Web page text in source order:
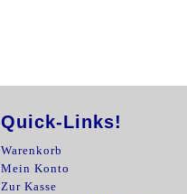
Quick-Links!
Warenkorb
Mein Konto
Zur Kasse